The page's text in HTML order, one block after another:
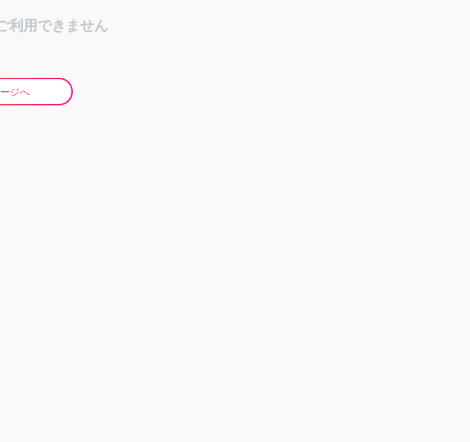
利用できません